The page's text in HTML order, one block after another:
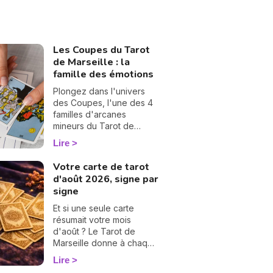
Les Coupes du Tarot
de Marseille : la
famille des émotions
Plongez dans l'univers
des Coupes, l'une des 4
familles d'arcanes
mineurs du Tarot de
Marseille. Associées à
l'élément Eau, ces 14
sentimentale, vos
relations et l'état de votre
cœur. Découvrez leur
signification complète et
ce qu'elles révèlent dans
votre tirage.
Lire
Votre carte de tarot
d'août 2026, signe par
signe
Et si une seule carte
résumait votre mois
d'août ? Le Tarot de
Marseille donne à chaque
signe un arcane majeur :
découvrez le vôtre.
Lire